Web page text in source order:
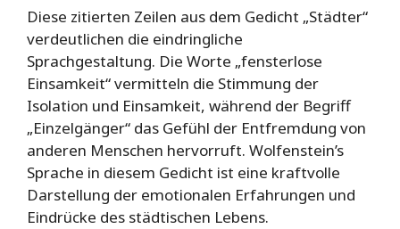
Diese zitierten Zeilen aus dem Gedicht „Städter“
verdeutlichen die eindringliche
Sprachgestaltung. Die Worte „fensterlose
Einsamkeit“ vermitteln die Stimmung der
Isolation und Einsamkeit, während der Begriff
„Einzelgänger“ das Gefühl der Entfremdung von
anderen Menschen hervorruft. Wolfenstein’s
Sprache in diesem Gedicht ist eine kraftvolle
Darstellung der emotionalen Erfahrungen und
Eindrücke des städtischen Lebens.